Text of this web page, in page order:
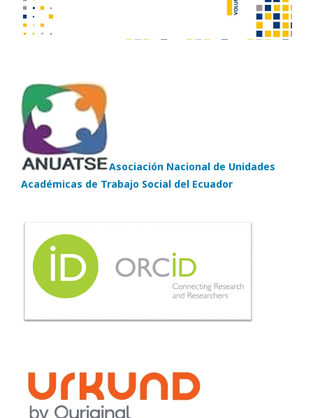
Asociación Nacional de Unidades
Académicas de Trabajo Social del Ecuador